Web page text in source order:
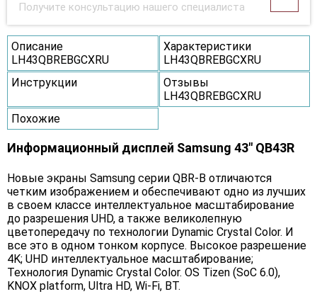
Получите консультацию нашего специалиста
Описание
LH43QBREBGCXRU
Характеристики
LH43QBREBGCXRU
Инструкции
Отзывы
LH43QBREBGCXRU
Похожие
Информационный дисплей Samsung 43" QB43R
Новые экраны Samsung серии QBR-B отличаются
четким изображением и обеспечивают одно из лучших
в своем классе интеллектуальное масштабирование
до разрешения UHD, а также великолепную
цветопередачу по технологии Dynamic Crystal Color. И
все это в одном тонком корпусе. Высокое разрешение
4K; UHD интеллектуальное масштабирование;
Технология Dynamic Crystal Color. OS Tizen (SoC 6.0),
KNOX platform, Ultra HD, Wi-Fi, BT.